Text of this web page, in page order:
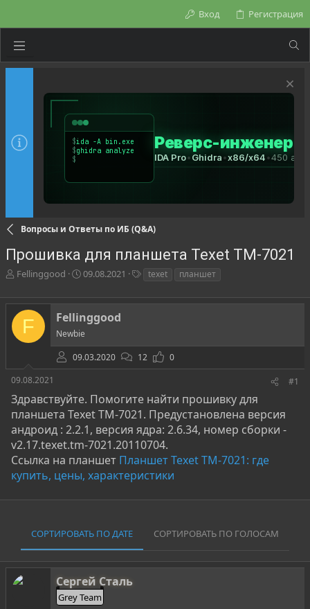
Вход Регистрация
Вопросы и Ответы по ИБ (Q&A)
Прошивка для планшета Texet TM-7021
А
т
о
т
ы
Fellinggood
Д
т
н
а
ч
а
л
09.08.2021
г
texet планшет
F Fellinggood
Newbie
09.03.2020
12
0
09.08.2021
#1
Здравствуйте. Помогите найти прошивку для
планшета Texet TM-7021. Предустановлена версия
андроид : 2.2.1, версия ядра: 2.6.34, номер сборки -
v2.17.texet.tm-7021.20110704.
Ссылка на планшет Планшет Texet TM-7021: где
купить, цены, характеристики
СОРТИРОВАТЬ ПО ДАТЕ СОРТИРОВАТЬ ПО ГОЛОСАМ
Сергей Сталь
Grey Team